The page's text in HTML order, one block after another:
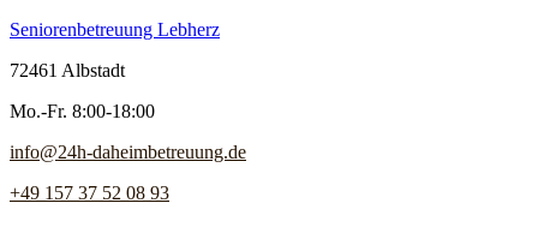
Seniorenbetreuung Lebherz
72461 Albstadt
Mo.-Fr. 8:00-18:00
info@24h-daheimbetreuung.de
+49 157 37 52 08 93